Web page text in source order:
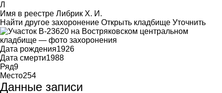
Л
Имя в реестре Либрик Х. И.
Найти другое захоронение Открыть кладбище Уточнить
Дата рождения1926
Дата смерти1988
Ряд9
Место254
Данные записи